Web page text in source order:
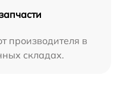
производителя в
складах.